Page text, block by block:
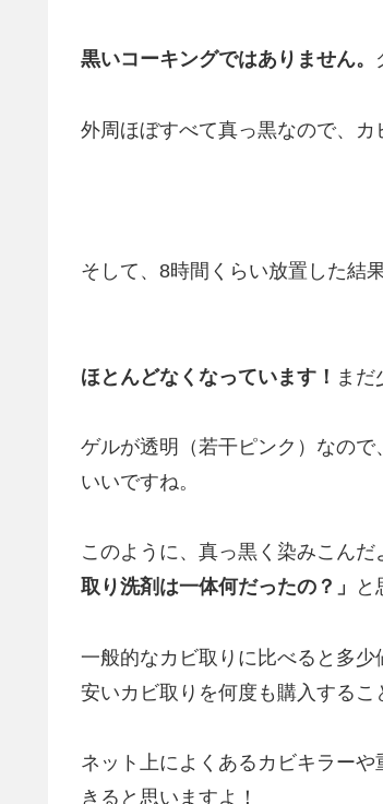
黒いコーキングではありません。
外周ほぼすべて真っ黒なので、カ
そして、8時間くらい放置した結
ほとんどなくなっています！ まだ
ゲルが透明（若干ピンク）なの
いいですね。
このように、真っ黒く染みこんだ
取り洗剤は一体何だったの？」
と
一般的なカビ取りに比べると多
安いカビ取りを何度も購入するこ
ネット上によくあるカビキラー
きると思いますよ！